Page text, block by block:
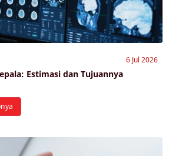
6 Jul 2026
Estimasi dan Tujuannya